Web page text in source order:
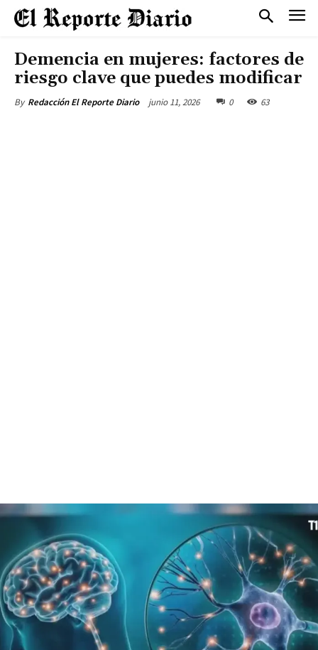
Demencia en mujeres: factores de
riesgo clave que puedes modificar
By Redacción El Reporte Diario junio 11, 2026 0 63